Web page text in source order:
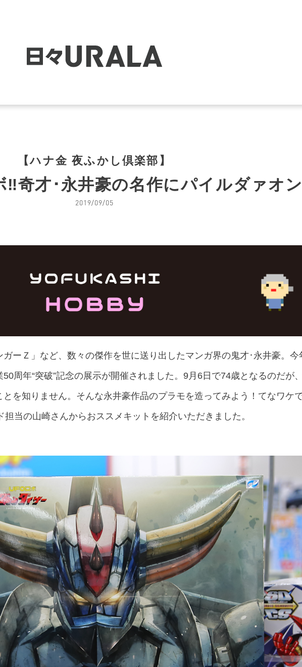
【ハナ金 夜ふかし倶楽部】
奇才･永井豪の名作にパイルダァオン
2019/09/05
ーＺ」など、数々の傑作を世に送り出したマンガ界の鬼才･永井豪。今
50周年“突破”記念の展示が開催されました。9月6日で74歳となるのだが
を知りません。そんな永井豪作品のプラモを造ってみよう！てなワケ
担当の山崎さんからおススメキットを紹介いただきました。